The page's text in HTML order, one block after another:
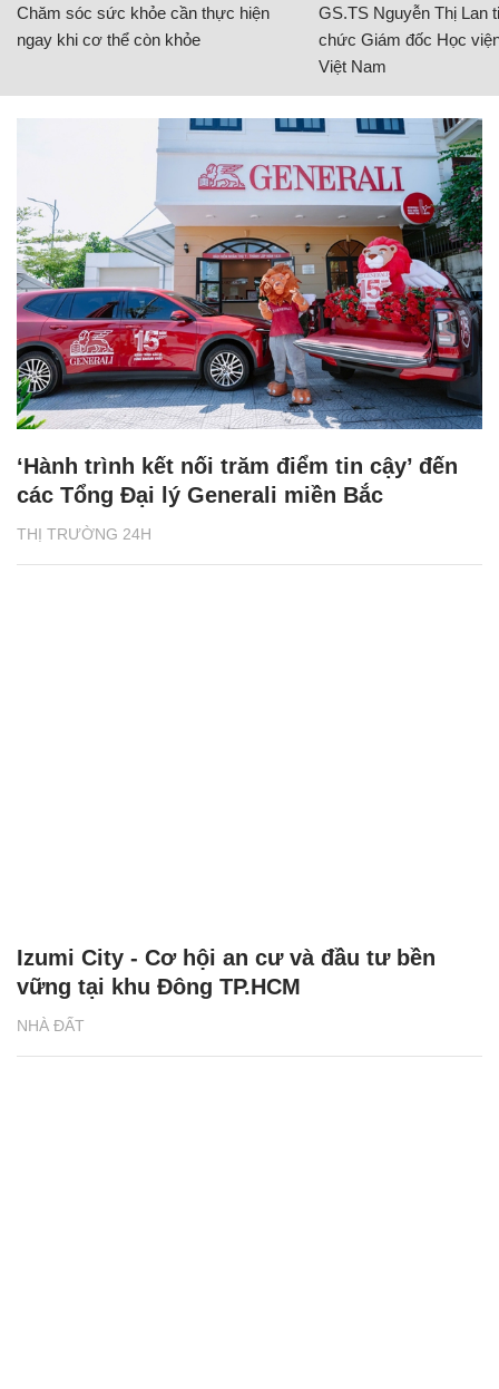
Chăm sóc sức khỏe cần thực hiện
ngay khi cơ thể còn khỏe
GS.TS Nguyễn Thị Lan
chức Giám đốc Học
Việt Nam
THỊ TRƯỜNG 24H
‘Hành trình kết nối trăm điểm tin cậy’ đến
các Tổng Đại lý Generali miền Bắc
NHÀ ĐẤT
Izumi City - Cơ hội an cư và đầu tư bền
vững tại khu Đông TP.HCM